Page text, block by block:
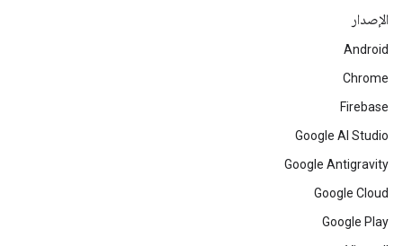
الإصدار
Android
Chrome
Firebase
Google AI Studio
Google Antigravity
Google Cloud
Google Play